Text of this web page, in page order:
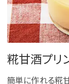
糀甘酒プリ
簡単に作れる糀